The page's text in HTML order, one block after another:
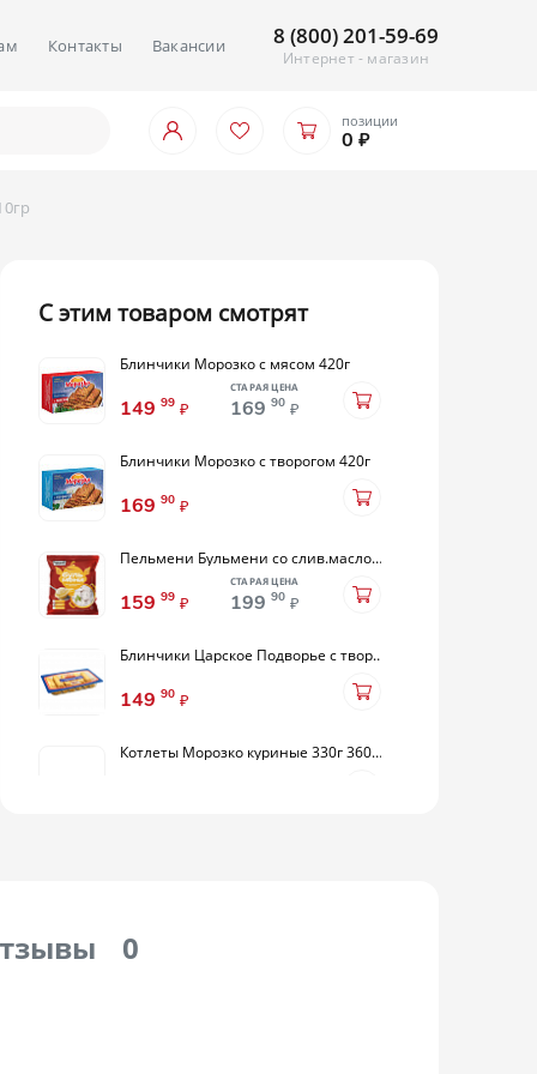
Контакты Вакансии 8 (800) 201-59-69
Интернет - магазин
позиции
0 ₽
С этим товаром смотрят
Блинчики Морозко с мясом 420г
149 99 ₽
СТАРАЯ ЦЕНА
169 90 ₽
Блинчики Морозко с творогом 420г
169 90 ₽
Пельмени Бульмени со слив.маслом 400гр Горячая штучка
159 99 ₽
СТАРАЯ ЦЕНА
199 90 ₽
Блинчики Царское Подворье с творогом 420г
149 90 ₽
Котлеты Морозко куриные 330г 360гр
0